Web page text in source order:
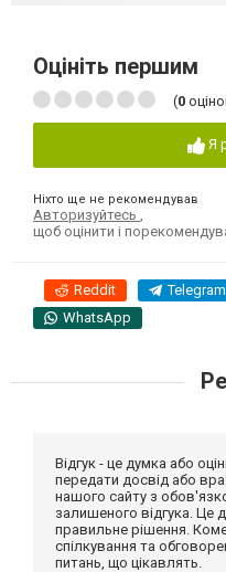
Оцініть першим
(0
Я
Ніхто ще не рекомендував
Авторизуйтесь
щоб оцінити і
Reddit Telegram
WhatsApp
Відгук - це думка або
передати досвід або
нашого сайту з
залишеного відгука. Це
правильне рішення.
спілкування та
питань, що цікавлять.